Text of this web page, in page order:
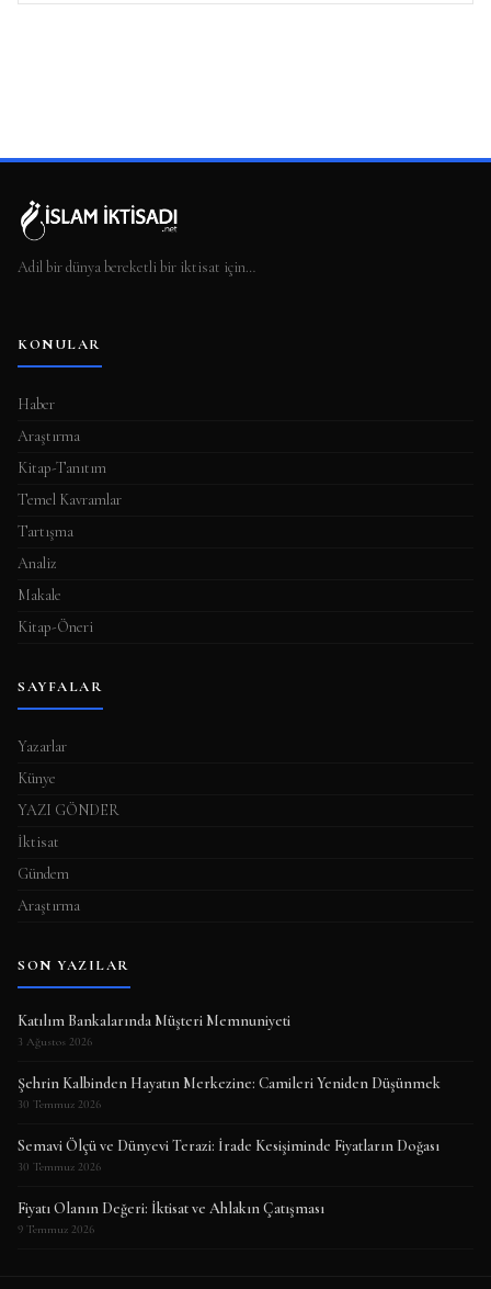
Adil bir dünya bereketli bir iktisat için…
KONULAR
Haber
Araştırma
Kitap-Tanıtım
Temel Kavramlar
Tartışma
Analiz
Makale
Kitap-Öneri
SAYFALAR
Yazarlar
Künye
YAZI GÖNDER
İktisat
Gündem
Araştırma
SON YAZILAR
Katılım Bankalarında Müşteri Memnuniyeti
3 Ağustos 2026
Şehrin Kalbinden Hayatın Merkezine: Camileri Yeniden Düşünmek
30 Temmuz 2026
Semavi Ölçü ve Dünyevi Terazi: İrade Kesişiminde Fiyatların Doğası
30 Temmuz 2026
Fiyatı Olanın Değeri: İktisat ve Ahlakın Çatışması
9 Temmuz 2026